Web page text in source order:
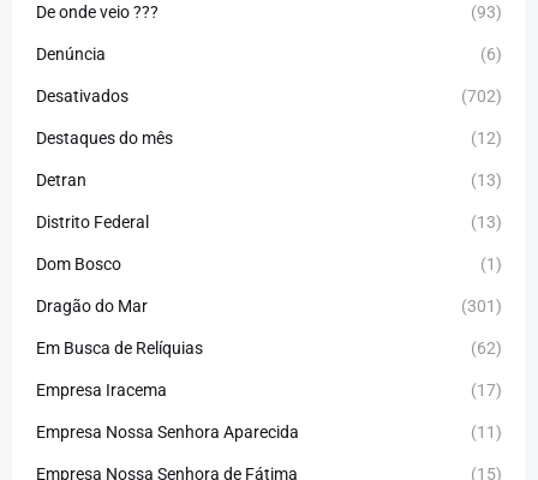
De onde veio ??? (93)
Denúncia (6)
Desativados (702)
Destaques do mês (12)
Detran (13)
Distrito Federal (13)
Dom Bosco (1)
Dragão do Mar (301)
Em Busca de Relíquias (62)
Empresa Iracema (17)
Empresa Nossa Senhora Aparecida (11)
Empresa Nossa Senhora de Fátima (15)